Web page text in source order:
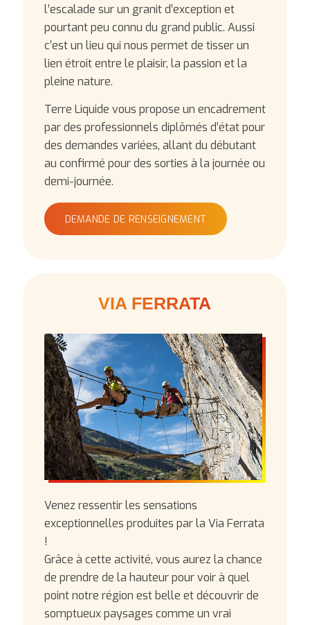
l’escalade sur un granit d’exception et
pourtant peu connu du grand public. Aussi
c’est un lieu qui nous permet de tisser un
lien étroit entre le plaisir, la passion et la
pleine nature.
Terre Liquide vous propose un encadrement
par des professionnels diplômés d’état pour
des demandes variées, allant du débutant
au confirmé pour des sorties à la journée ou
demi-journée.
DEMANDE DE RENSEIGNEMENT
VIA FERRATA
Venez ressentir les sensations
exceptionnelles produites par la Via Ferrata
!
Grâce à cette activité, vous aurez la chance
de prendre de la hauteur pour voir à quel
point notre région est belle et découvrir de
somptueux paysages comme un vrai